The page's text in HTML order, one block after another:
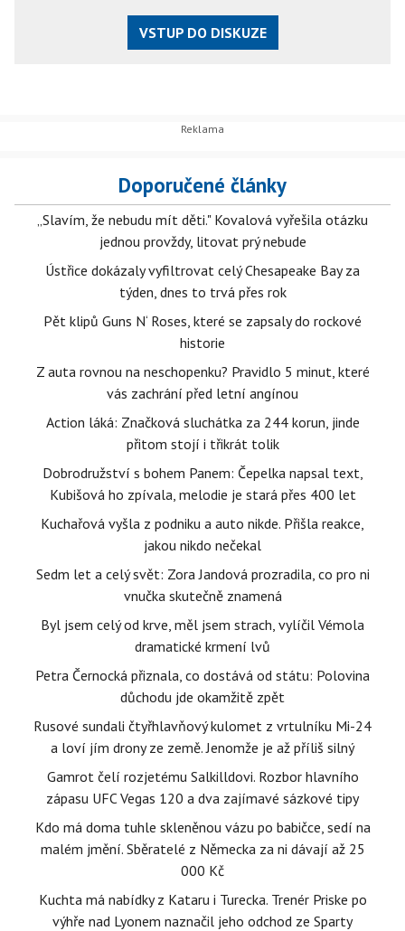
VSTUP DO DISKUZE
Doporučené články
„Slavím, že nebudu mít děti." Kovalová vyřešila otázku
jednou provždy, litovat prý nebude
Ústřice dokázaly vyfiltrovat celý Chesapeake Bay za
týden, dnes to trvá přes rok
Pět klipů Guns N‘ Roses, které se zapsaly do rockové
historie
Z auta rovnou na neschopenku? Pravidlo 5 minut, které
vás zachrání před letní angínou
Action láká: Značková sluchátka za 244 korun, jinde
přitom stojí i třikrát tolik
Dobrodružství s bohem Panem: Čepelka napsal text,
Kubišová ho zpívala, melodie je stará přes 400 let
Kuchařová vyšla z podniku a auto nikde. Přišla reakce,
jakou nikdo nečekal
Sedm let a celý svět: Zora Jandová prozradila, co pro ni
vnučka skutečně znamená
Byl jsem celý od krve, měl jsem strach, vylíčil Vémola
dramatické krmení lvů
Petra Černocká přiznala, co dostává od státu: Polovina
důchodu jde okamžitě zpět
Rusové sundali čtyřhlavňový kulomet z vrtulníku Mi-24
a loví jím drony ze země. Jenomže je až příliš silný
Gamrot čelí rozjetému Salkilldovi. Rozbor hlavního
zápasu UFC Vegas 120 a dva zajímavé sázkové tipy
Kdo má doma tuhle skleněnou vázu po babičce, sedí na
malém jmění. Sběratelé z Německa za ni dávají až 25
000 Kč
Kuchta má nabídky z Kataru i Turecka. Trenér Priske po
výhře nad Lyonem naznačil jeho odchod ze Sparty